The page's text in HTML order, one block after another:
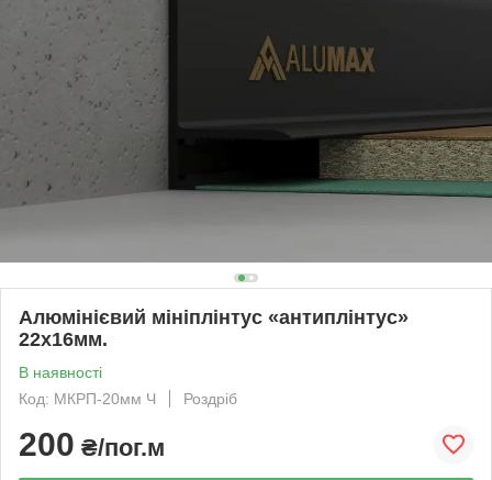
Алюмінієвий мініплінтус «антиплінтус»
22х16мм.
В наявності
Код: МКРП-20мм Ч
Роздріб
200 ₴/пог.м